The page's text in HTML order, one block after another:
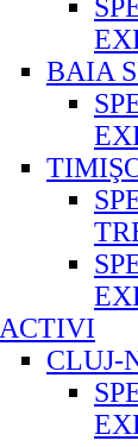
BAIA
ACTIVI
CLUJ-